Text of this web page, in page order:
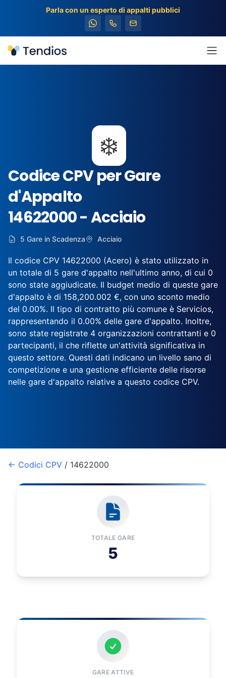
Parla con un esperto di appalti pubblici
Tendios
❄️
Codice CPV per Gare
d'Appalto
14622000 - Acciaio
5 Gare in Scadenza Acciaio
Il codice CPV 14622000 (Acero) è stato utilizzato in
un totale di 5 gare d'appalto nell'ultimo anno, di cui 0
sono state aggiudicate. Il budget medio di queste gare
d'appalto è di 158,200.002 €, con uno sconto medio
del 0.00%. Il tipo di contratto più comune è Servicios,
rappresentando il 0.00% delle gare d'appalto. Inoltre,
sono state registrate 4 organizzazioni contrattanti e 0
partecipanti, il che riflette un'attività significativa in
questo settore. Questi dati indicano un livello sano di
competizione e una gestione efficiente delle risorse
nelle gare d'appalto relative a questo codice CPV.
← Codici CPV / 14622000
TOTALE GARE
5
GARE ATTIVE